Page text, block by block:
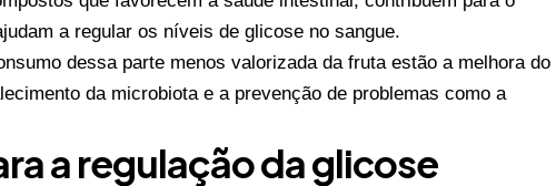
a regular os níveis de glicose no sangue.
dessa parte menos valorizada da fruta estão a melhora do
da microbiota e a prevenção de problemas como a
a regulação da glicose